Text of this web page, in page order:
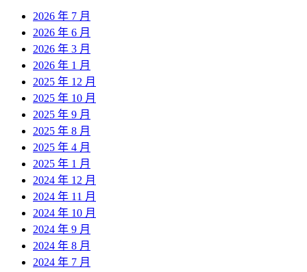
2026 年 7 月
2026 年 6 月
2026 年 3 月
2026 年 1 月
2025 年 12 月
2025 年 10 月
2025 年 9 月
2025 年 8 月
2025 年 4 月
2025 年 1 月
2024 年 12 月
2024 年 11 月
2024 年 10 月
2024 年 9 月
2024 年 8 月
2024 年 7 月